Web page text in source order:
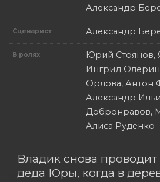
Александр
Сценарист Александр
В ролях
Юрий Стоянов,
Ингрид
Орлова, Антон
Александр
Добронравов,
Алиса Руденко
Владик снова
деда Юры, когда в